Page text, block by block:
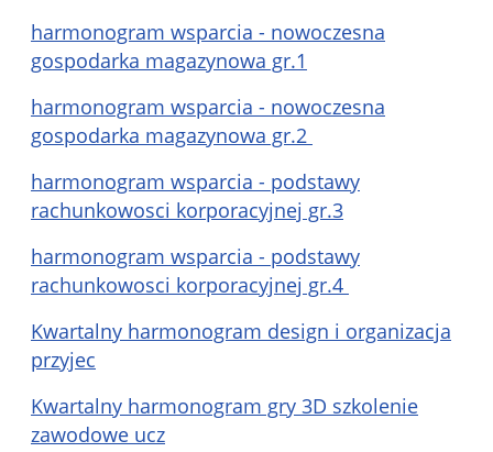
harmonogram wsparcia - nowoczesna
gospodarka magazynowa gr.1
harmonogram wsparcia - nowoczesna
gospodarka magazynowa gr.2
harmonogram wsparcia - podstawy
rachunkowosci korporacyjnej gr.3
harmonogram wsparcia - podstawy
rachunkowosci korporacyjnej gr.4
Kwartalny harmonogram design i organizacja
przyjec
Kwartalny harmonogram gry 3D szkolenie
zawodowe ucz